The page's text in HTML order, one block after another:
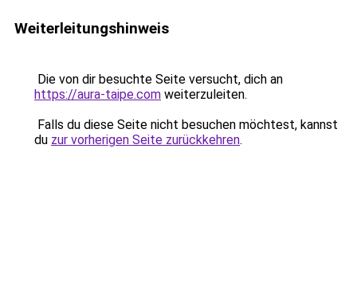
Weiterleitungshinweis
Die von dir besuchte Seite versucht, dich an
https://aura-taipe.com weiterzuleiten.
Falls du diese Seite nicht besuchen möchtest, kannst
du zur vorherigen Seite zurückkehren.